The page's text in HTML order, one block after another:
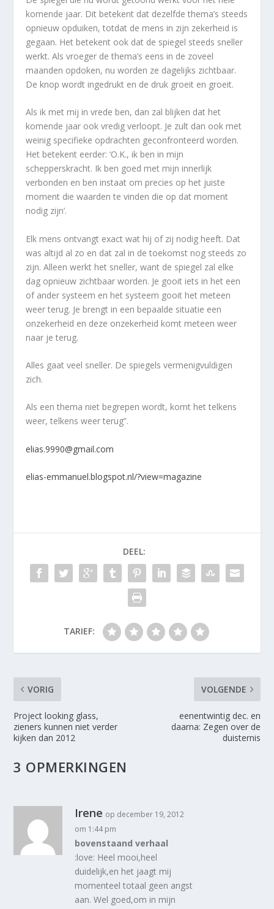
komende jaar. Dit betekent dat dezelfde thema’s steeds
opnieuw opduiken, totdat de mens in zijn zekerheid is
gegaan. Het betekent ook dat de spiegel steeds sneller
werkt. Als vroeger de thema’s eens in de zoveel
maanden opdoken, nu worden ze dagelijks zichtbaar.
De knop wordt ingedrukt en de druk groeit en groeit.
Als ik met mij in vrede ben, dan zal blijken dat het
komende jaar ook vredig verloopt. Je zult dan ook met
weinig specifieke opdrachten geconfronteerd worden.
Het betekent eerder: ‘O.K., ik ben in mijn
schepperskracht. Ik ben goed met mijn innerlijk
verbonden en ben instaat om precies op het juiste
moment die waarden te vinden die op dat moment
nodig zijn’.
Elk mens ontvangt exact wat hij of zij nodig heeft. Dat
was altijd al zo en dat zal in de toekomst nog steeds zo
zijn. Alleen werkt het sneller, want de spiegel zal elke
dag opnieuw zichtbaar worden. Je gooit iets in het een
of ander systeem en het systeem gooit het meteen
weer terug. Je brengt in een bepaalde situatie een
onzekerheid en deze onzekerheid komt meteen weer
naar je terug.
Alles gaat veel sneller. De spiegels vermenigvuldigen
zich.
Als een thema niet begrepen wordt, komt het telkens
weer, telkens weer terug”.
elias.9990@gmail.com
elias-emmanuel.blogspot.nl/?view=magazine
DEEL:
TARIEF:
VORIG
Project looking glass,
zieners kunnen niet verder
kijken dan 2012
VOLGENDE
eenentwintig dec. en
daarna: Zegen over de
duisternis
3 OPMERKINGEN
Irene op december 19, 2012
om 1:44 pm
bovenstaand verhaal
:love: Heel mooi,heel
duidelijk,en het jaagt mij
momenteel totaal geen angst
aan. Wel goed,om in mijn